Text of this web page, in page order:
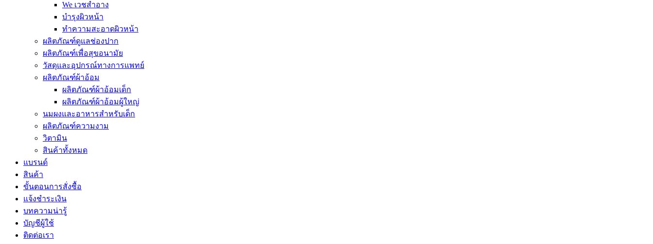
We เวชสำอาง
บำรุงผิวหน้า
ทำความสะอาดผิวหน้า
ผลิตภัณฑ์ดูแลช่องปาก
ผลิตภัณฑ์เพื่อสุขอนามัย
วัสดุและอุปกรณ์ทางการแพทย์
ผลิตภัณฑ์ผ้าอ้อม
ผลิตภัณฑ์ผ้าอ้อมเด็ก
ผลิตภัณฑ์ผ้าอ้อมผู้ใหญ่
นมผงและอาหารสำหรับเด็ก
ผลิตภัณฑ์ความงาม
วิตามิน
สินค้าทั้งหมด
แบรนด์
สินค้า
ขั้นตอนการสั่งซื้อ
แจ้งชำระเงิน
บทความน่ารู้
บัญชีผู้ใช้
ติดต่อเรา